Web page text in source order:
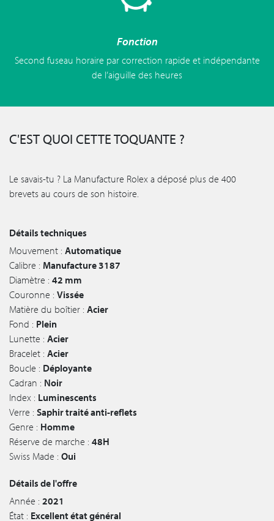
Fonction
Second fuseau horaire par correction rapide et indépendante
de l’aiguille des heures
C'EST QUOI CETTE TOQUANTE ?
Le savais-tu ? La Manufacture Rolex a déposé plus de 400
brevets au cours de son histoire.
Détails techniques
Mouvement : Automatique
Calibre : Manufacture 3187
Diamètre : 42 mm
Couronne : Vissée
Matière du boîtier : Acier
Fond : Plein
Lunette : Acier
Bracelet : Acier
Boucle : Déployante
Cadran : Noir
Index : Luminescents
Verre : Saphir traité anti-reflets
Genre : Homme
Réserve de marche : 48H
Swiss Made : Oui
Détails de l'offre
Année : 2021
État : Excellent état général